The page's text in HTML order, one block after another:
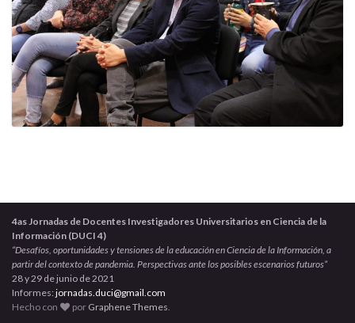
4as Jornadas de Docentes Investigadores Universitarios en Ciencia de la
Información (DUCI 4)
“Desafíos, oportunidades y tensiones de la educación en Ciencia de la Información, a
partir del contexto de pandemia. Perspectivas ante los posibles escenarios futuros”
28 y 29 de junio de 2021
Informes: jornadas.duci@gmail.com
Hecho con
por Graphene Themes.